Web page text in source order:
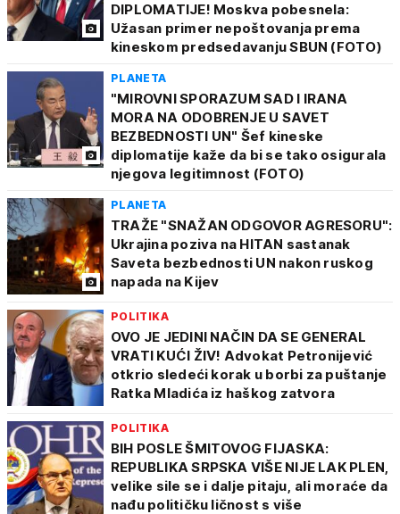
DIPLOMATIJE! Moskva pobesnela:
Užasan primer nepoštovanja prema
kineskom predsedavanju SBUN (FOTO)
PLANETA
"MIROVNI SPORAZUM SAD I IRANA
MORA NA ODOBRENJE U SAVET
BEZBEDNOSTI UN" Šef kineske
diplomatije kaže da bi se tako osigurala
njegova legitimnost (FOTO)
PLANETA
TRAŽE "SNAŽAN ODGOVOR AGRESORU":
Ukrajina poziva na HITAN sastanak
Saveta bezbednosti UN nakon ruskog
napada na Kijev
POLITIKA
OVO JE JEDINI NAČIN DA SE GENERAL
VRATI KUĆI ŽIV! Advokat Petronijević
otkrio sledeći korak u borbi za puštanje
Ratka Mladića iz haškog zatvora
POLITIKA
BIH POSLE ŠMITOVOG FIJASKA:
REPUBLIKA SRPSKA VIŠE NIJE LAK PLEN,
velike sile se i dalje pitaju, ali moraće da
nađu političku ličnost s više